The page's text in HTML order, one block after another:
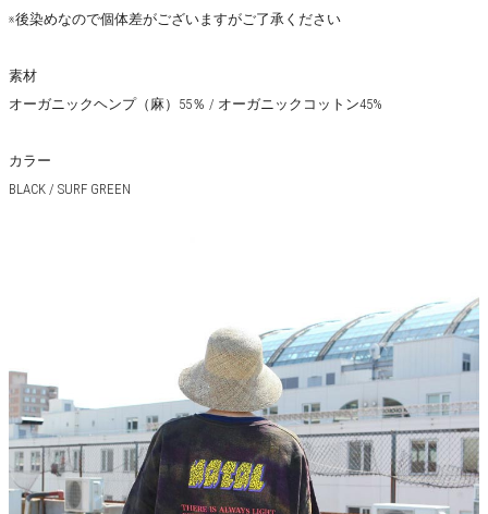
※後染めなので個体差がございますがご了承ください
素材
オーガニックヘンプ（麻）55％ / オーガニックコットン45%
カラー
BLACK / SURF GREEN